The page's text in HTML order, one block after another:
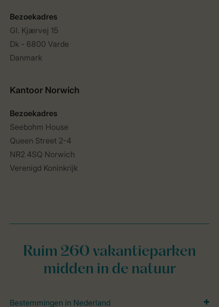
Ruim 260 vakantieparken
midden in de natuur
Bestemmingen in Nederland